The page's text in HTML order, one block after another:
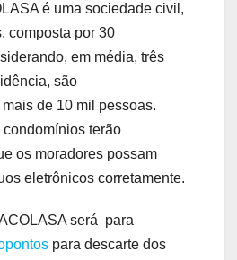
é uma sociedade civil,
composta por 30
em média, três
são
de 10 mil pessoas.
terão
os moradores possam
eletrônicos corretamente.
será para
para descarte dos